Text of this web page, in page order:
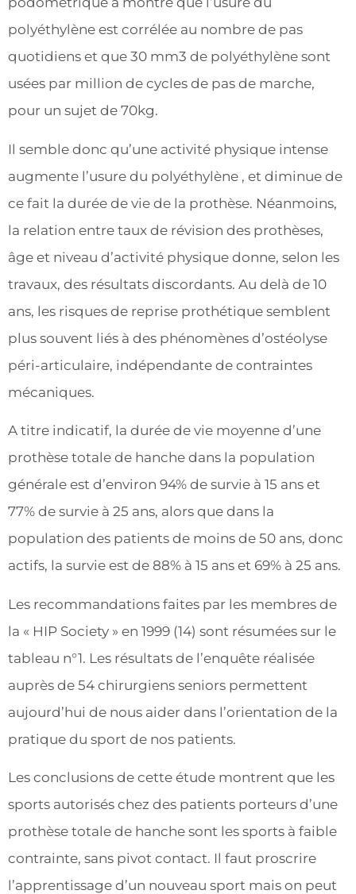
polyéthylène est corrélée au nombre de pas
quotidiens et que 30 mm3 de polyéthylène sont
usées par million de cycles de pas de marche,
pour un sujet de 70kg.
Il semble donc qu’une activité physique intense
augmente l’usure du polyéthylène , et diminue de
ce fait la durée de vie de la prothèse. Néanmoins,
la relation entre taux de révision des prothèses,
âge et niveau d’activité physique donne, selon les
travaux, des résultats discordants. Au delà de 10
ans, les risques de reprise prothétique semblent
plus souvent liés à des phénomènes d’ostéolyse
péri-articulaire, indépendante de contraintes
mécaniques.
A titre indicatif, la durée de vie moyenne d’une
prothèse totale de hanche dans la population
générale est d’environ 94% de survie à 15 ans et
77% de survie à 25 ans, alors que dans la
population des patients de moins de 50 ans, donc
actifs, la survie est de 88% à 15 ans et 69% à 25 ans.
Les recommandations faites par les membres de
la « HIP Society » en 1999 (14) sont résumées sur le
tableau n°1. Les résultats de l’enquête réalisée
auprès de 54 chirurgiens seniors permettent
aujourd’hui de nous aider dans l’orientation de la
pratique du sport de nos patients.
Les conclusions de cette étude montrent que les
sports autorisés chez des patients porteurs d’une
prothèse totale de hanche sont les sports à faible
contrainte, sans pivot contact. Il faut proscrire
l’apprentissage d’un nouveau sport mais on peut